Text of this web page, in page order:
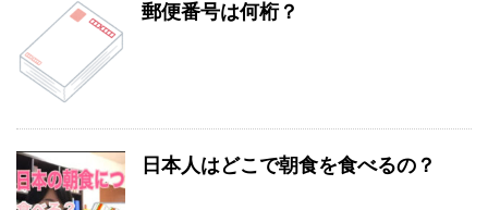
郵便番号は何桁？
日本人はどこで朝食を食べるの？